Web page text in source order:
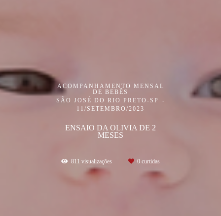
ACOMPANHAMENTO MENSAL
DE BEBÊS
SÃO JOSÉ DO RIO PRETO-SP
11/SETEMBRO/2023
ENSAIO DA OLIVIA DE 2
MESES
811 visualizações 0 curtidas